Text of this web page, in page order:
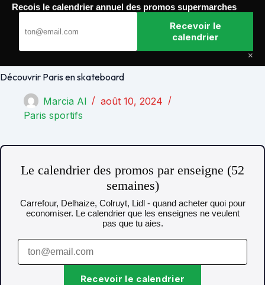
Passer
contenu
Découvrir Paris en skateboard
Marcia Al
août 10, 2024
Paris sportifs
Le calendrier des promos par enseigne (52
semaines)
Carrefour, Delhaize, Colruyt, Lidl - quand acheter quoi pour
economiser. Le calendrier que les enseignes ne veulent
pas que tu aies.
Recevoir le calendrier
Recois le calendrier annuel des promos supermarches
Recevoir le
calendrier
×